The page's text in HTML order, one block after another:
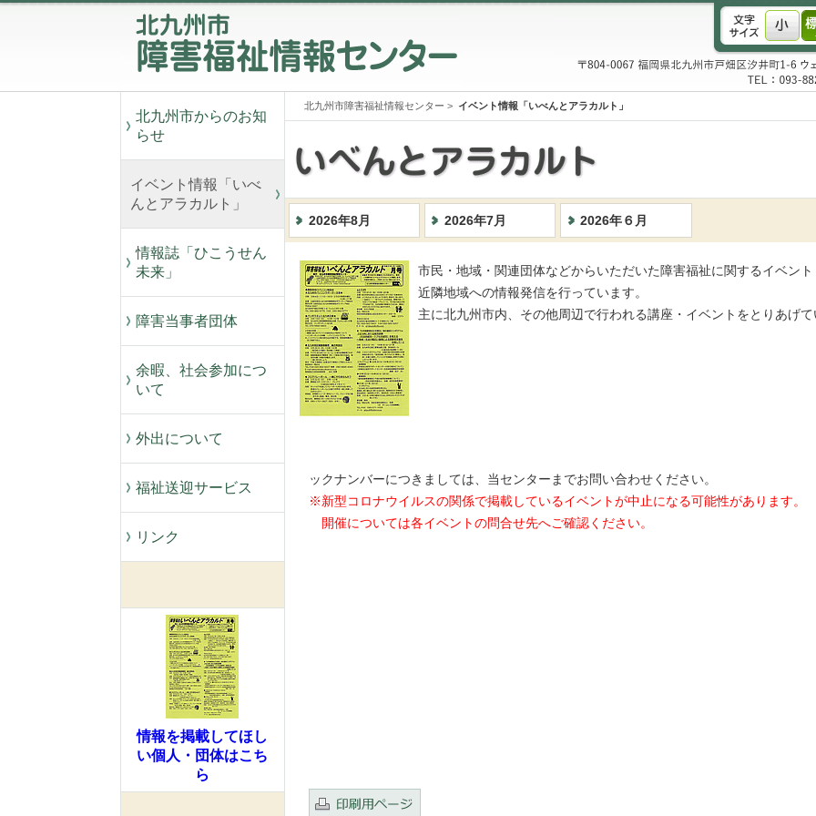
北九州市からのお知
らせ
イベント情報「いべ
んとアラカルト」
情報誌「ひこうせん
未来」
障害当事者団体
余暇、社会参加につ
いて
外出について
福祉送迎サービス
リンク
情報を掲載してほし
い個人・団体はこち
ら
北九州市障害福祉情報センター > イベント情報「いべんとアラカルト」
2026年8月 2026年7月 2026年６月
市民・地域・関連団体などからいただいた障害福祉に関するイベン
近隣地域への情報発信を行っています。
主に北九州市内、その他周辺で行われる講座・イベントをとりあげ
ックナンバーにつきましては、当センターまでお問い合わせください。
※新型コロナウイルスの関係で掲載しているイベントが中止になる可能性があります。
開催については各イベントの問合せ先へご確認ください。